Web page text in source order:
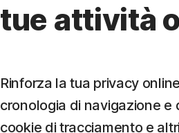
tue attività
Rinforza la tua privacy
cronologia di navigazione e
cookie di tracciamento e